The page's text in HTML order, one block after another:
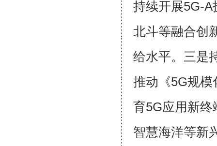
持续开展5G-
北斗等融合创
给水平。三是
推动《5G规模
育5G应用新
智慧海洋等新